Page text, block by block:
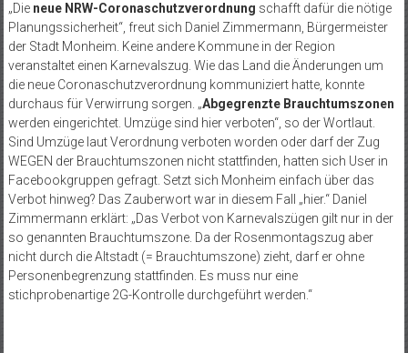
„Die neue NRW-Coronaschutzverordnung schafft dafür die nötige
Planungssicherheit“, freut sich Daniel Zimmermann, Bürgermeister
der Stadt Monheim. Keine andere Kommune in der Region
veranstaltet einen Karnevalszug. Wie das Land die Änderungen um
die neue Coronaschutzverordnung kommuniziert hatte, konnte
durchaus für Verwirrung sorgen. „Abgegrenzte Brauchtumszonen
werden eingerichtet. Umzüge sind hier verboten“, so der Wortlaut.
Sind Umzüge laut Verordnung verboten worden oder darf der Zug
WEGEN der Brauchtumszonen nicht stattfinden, hatten sich User in
Facebookgruppen gefragt. Setzt sich Monheim einfach über das
Verbot hinweg? Das Zauberwort war in diesem Fall „hier.“ Daniel
Zimmermann erklärt: „Das Verbot von Karnevalszügen gilt nur in der
so genannten Brauchtumszone. Da der Rosenmontagszug aber
nicht durch die Altstadt (= Brauchtumszone) zieht, darf er ohne
Personenbegrenzung stattfinden. Es muss nur eine
stichprobenartige 2G-Kontrolle durchgeführt werden.“